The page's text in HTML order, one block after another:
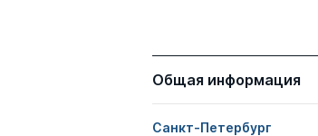
Общая информация
Санкт-Петербург